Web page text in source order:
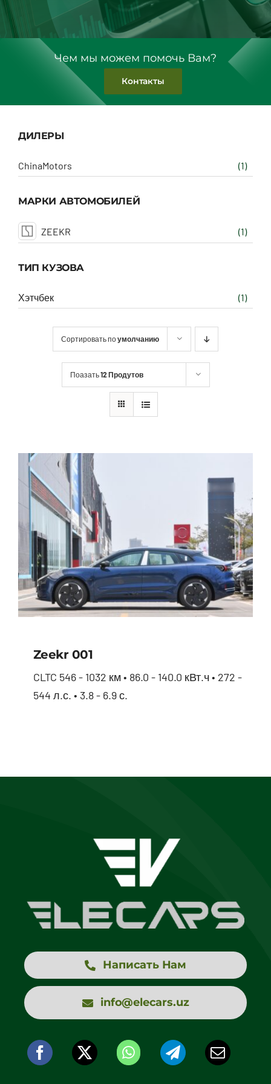
Чем мы можем помочь Вам?
Контакты
ДИЛЕРЫ
ChinaMotors (1)
МАРКИ АВТОМОБИЛЕЙ
ZEEKR (1)
ТИП КУЗОВА
Хэтчбек (1)
Сортировать поумолчанию
Поазать12 Продутов
Zeekr 001
CLTC 546 - 1032 км • 86.0 - 140.0 кВт.ч • 272 -
544 л.с. • 3.8 - 6.9 с.
Написать Нам
info@elecars.uz